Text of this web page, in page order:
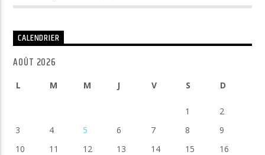
CALENDRIER
AOÛT 2026
L M M J V S D
1
2
3
4 5 6 7 8
9
10
11 12 13 14 15
16